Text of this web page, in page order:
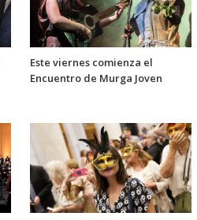
Este viernes comienza el
Encuentro de Murga Joven